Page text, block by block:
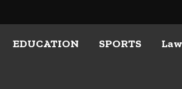
EDUCATION SPORTS Law